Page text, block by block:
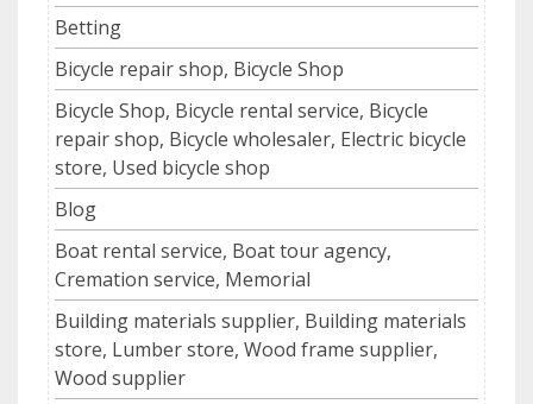
Betting
Bicycle repair shop, Bicycle Shop
Bicycle Shop, Bicycle rental service, Bicycle
repair shop, Bicycle wholesaler, Electric bicycle
store, Used bicycle shop
Blog
Boat rental service, Boat tour agency,
Cremation service, Memorial
Building materials supplier, Building materials
store, Lumber store, Wood frame supplier,
Wood supplier